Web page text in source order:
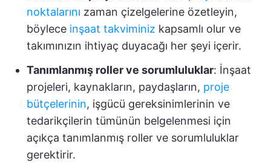
noktalarını zaman çizelgelerine özetleyin,
böylece inşaat takviminiz kapsamlı olur ve
takımınızın ihtiyaç duyacağı her şeyi içerir.
Tanımlanmış roller ve sorumluluklar: İnşaat
projeleri, kaynakların, paydaşların, proje
bütçelerinin, işgücü gereksinimlerinin ve
tedarikçilerin tümünün belgelenmesi için
açıkça tanımlanmış roller ve sorumluluklar
gerektirir.